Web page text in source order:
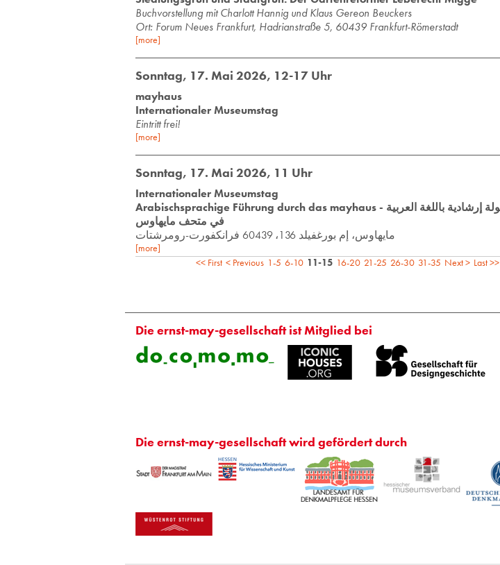
Buch­vor­stel­lung mitChar­lott Han­nig und Klaus Ge­re­on Beu­ckers
Ort: Forum Neues Frankfurt, Hadrianstraße 5, 60439 Frankfurt-Römerstadt
[more]
Sonntag, 17. Mai 2026, 12-17 Uhr
mayhaus
Internationaler Museumstag
Eintritt frei!
[more]
Sonntag, 17. Mai 2026, 11 Uhr
Internationaler Museumstag
Arabischsprachige Führung durch das mayhaus - جولة إرشادية باللغة العربية
في متحف مايهاوس
مايهاوس، إم بورغفيلد 136، 60439 فرانكفورت-رومرشتات
[more]
<< First < Previous 1-5 6-10 11-15 16-20 21-25 26-30 31-35 Next > Last >>
Die ernst-may-gesellschaft ist Mitglied bei
Die ernst-may-gesellschaft wird gefördert durch